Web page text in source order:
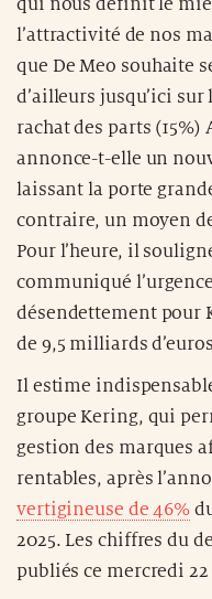
qui nous définit le
l’attractivité de nos
que De Meo souhaite
d’ailleurs jusqu’ici
rachat des parts
annonce-t-elle un
laissant la porte
contraire, un moyen
Pour l’heure, il
communiqué
désendettement pour
de 9,5 milliards
Il estime
groupe Kering, qui
gestion des marques
rentables, après
vertigineuse de 46%
2025. Les chiffres du
publiés ce mercredi